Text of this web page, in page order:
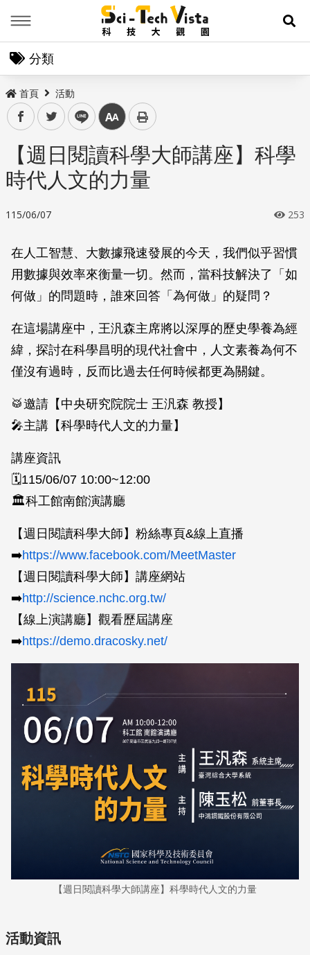
展
分類
首頁 活動
facebooktwitter line 中
【週日閱讀科學大師講座】科學
時代人文的力量
115/06/07 253
在人工智慧、大數據飛速發展的今天，我們似乎習慣
用數據與效率來衡量一切。然而，當科技解決了「如
何做」的問題時，誰來回答「為何做」的疑問？
在這場講座中，王汎森主席將以深厚的歷史學養為經
緯，探討在科學昌明的現代社會中，人文素養為何不
僅沒有過時，反而比過去任何時候都更為關鍵。
🥁邀請【中央研究院院士 王汎森 教授】
🎤主講【科學時代人文的力量】
講座資訊
🗓️115/06/07 10:00~12:00
🏛️科工館南館演講廳
【週日閱讀科學大師】粉絲專頁&線上直播
➡️https://www.facebook.com/MeetMaster
【週日閱讀科學大師】講座網站
➡️http://science.nchc.org.tw/
【線上演講廳】觀看歷屆講座
➡️https://demo.dracosky.net/
【週日閱讀科學大師講座】科學時代人文的力量
活動資訊